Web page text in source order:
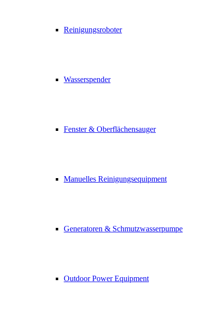
Reinigungsroboter
Wasserspender
Fenster & Oberflächensauger
Manuelles Reinigungsequipment
Generatoren & Schmutzwasserpumpe
Outdoor Power Equipment